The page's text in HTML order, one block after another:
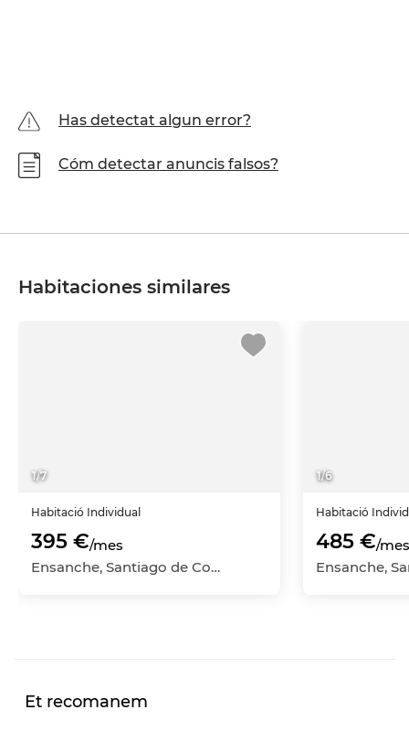
Has detectat algun error?
Cóm detectar anuncis falsos?
Habitaciones similares
1/7
Habitació Individual
395 €/mes
Ensanche, Santiago de Compostela, A Coruña
1/6
Habitació
485 €/mes
Et recomanem